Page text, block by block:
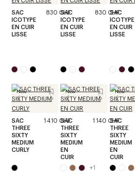
SAC
ICOTYPE
EN CUIR
LISSE
830 CHF
SAC
ICOTYPE
EN CUIR
LISSE
830 CHF
SAC
ICOTYPE
EN CUIR
LISSE
New
SAC
THREE
SIXTY
MEDIUM
CURLY
1 410 CHF
New
SAC
THREE
SIXTY
MEDIUM
EN
CUIR
1 140 CHF
+1
New
SAC
THREE
SIXTY
MEDIUM
EN
CUIR